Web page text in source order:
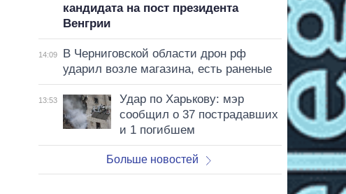
кандидата на пост президента
Венгрии
14:09
В Черниговской области дрон рф
ударил возле магазина, есть раненые
13:53
Удар по Харькову: мэр
сообщил о 37 пострадавших
и 1 погибшем
Больше новостей